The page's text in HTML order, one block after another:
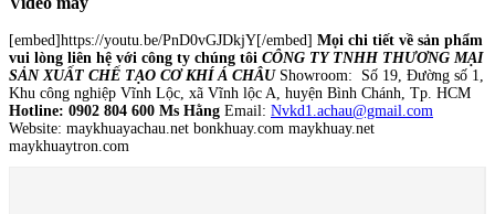
[embed]https://youtu.be/PnD0vGJDkjY[/embed] Mọi chi tiết về sản phẩm
vui lòng liên hệ với công ty chúng tôi CÔNG TY TNHH THƯƠNG MẠI
SẢN XUẤT CHẾ TẠO CƠ KHÍ Á CHÂUShowroom: Số 19, Đường số 1,
Khu công nghiệp Vĩnh Lộc, xã Vĩnh lộc A, huyện Bình Chánh, Tp. HCM
Hotline: 0902 804 600 Ms Hằng Email: Nvkd1.achau@gmail.com
Website: maykhuayachau.net bonkhuay.com maykhuay.net
maykhuaytron.com